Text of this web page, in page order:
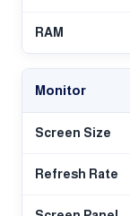
RAM
Monitor
Screen Size
Refresh Rate